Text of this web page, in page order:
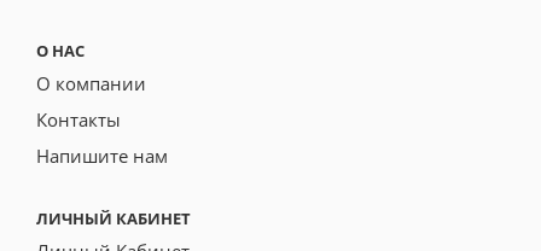
О НАС
О компании
Контакты
Напишите нам
ЛИЧНЫЙ КАБИНЕТ